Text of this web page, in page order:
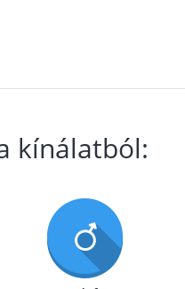
kínálatból: